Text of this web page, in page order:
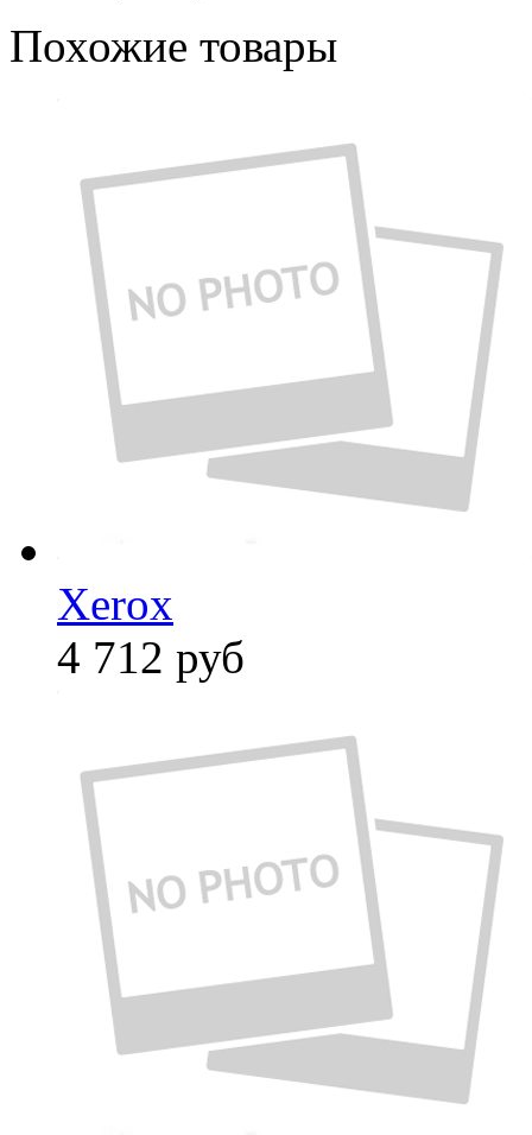
Похожие товары
Xerox
4 712 руб